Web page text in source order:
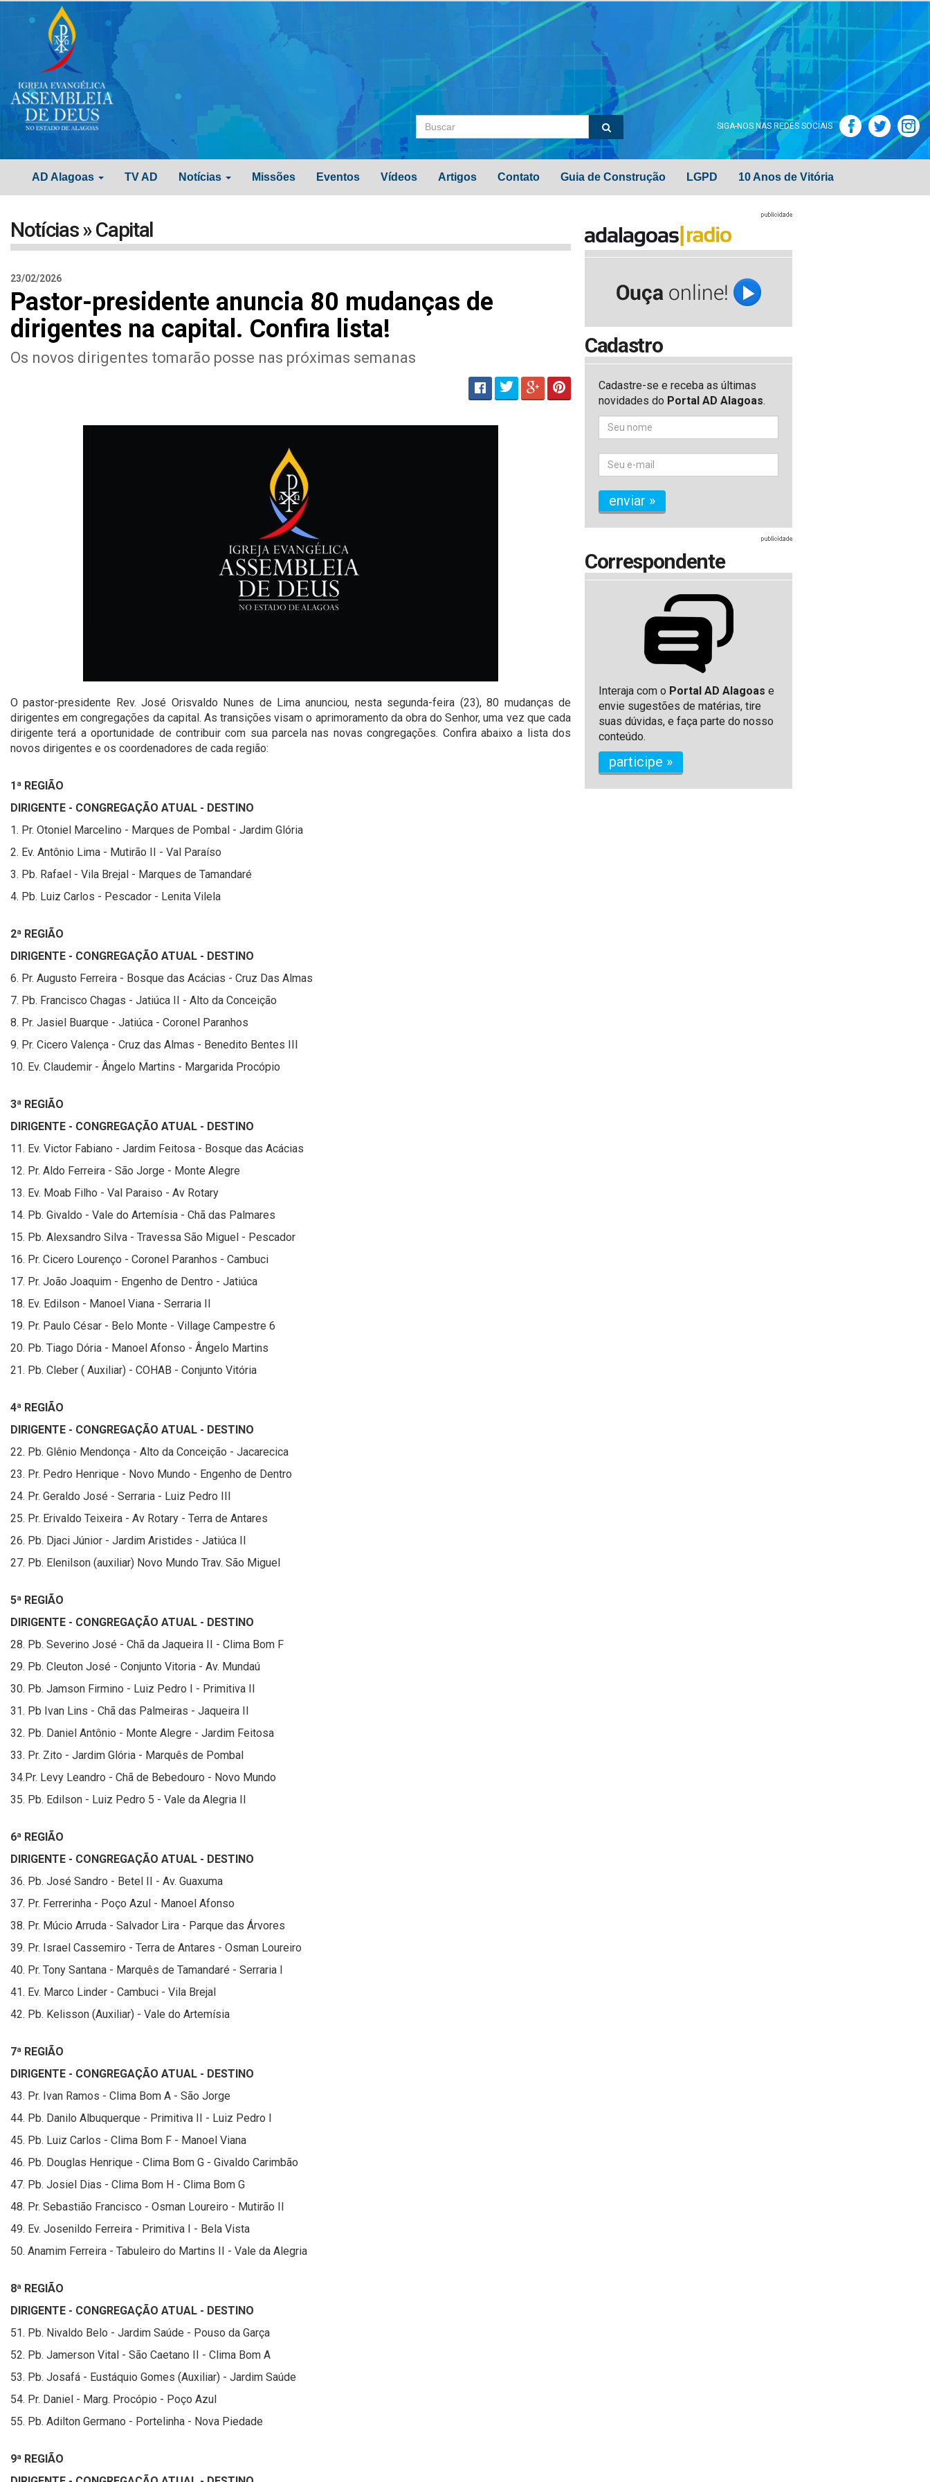
SIGA-NOS NAS REDES SOCIAIS
AD Alagoas TV AD Notícias Missões Eventos Vídeos Artigos Contato Guia de Construção LGPD 10 Anos de Vitória
Notícias » Capital
23/02/2026
Pastor-presidente anuncia 80 mudanças de
dirigentes na capital. Confira lista!
Os novos dirigentes tomarão posse nas próximas semanas
O pastor-presidente Rev. José Orisvaldo Nunes de Lima anunciou, nesta segunda-feira (23), 80 mudanças de
dirigentes em congregações da capital. As transições visam o aprimoramento da obra do Senhor, uma vez que cada
dirigente terá a oportunidade de contribuir com sua parcela nas novas congregações. Confira abaixo a lista dos
novos dirigentes e os coordenadores de cada região:
1ª REGIÃO
DIRIGENTE - CONGREGAÇÃO ATUAL - DESTINO
1. Pr. Otoniel Marcelino - Marques de Pombal - Jardim Glória
2. Ev. Antônio Lima - Mutirão II - Val Paraíso
3. Pb. Rafael - Vila Brejal - Marques de Tamandaré
4. Pb. Luiz Carlos - Pescador - Lenita Vilela
2ª REGIÃO
DIRIGENTE - CONGREGAÇÃO ATUAL - DESTINO
6. Pr. Augusto Ferreira - Bosque das Acácias - Cruz Das Almas
7. Pb. Francisco Chagas - Jatiúca II - Alto da Conceição
8. Pr. Jasiel Buarque - Jatiúca - Coronel Paranhos
9. Pr. Cicero Valença - Cruz das Almas - Benedito Bentes III
10. Ev. Claudemir - Ângelo Martins - Margarida Procópio
3ª REGIÃO
DIRIGENTE - CONGREGAÇÃO ATUAL - DESTINO
11. Ev. Victor Fabiano - Jardim Feitosa - Bosque das Acácias
12. Pr. Aldo Ferreira - São Jorge - Monte Alegre
13. Ev. Moab Filho - Val Paraiso - Av Rotary
14. Pb. Givaldo - Vale do Artemísia - Chã das Palmares
15. Pb. Alexsandro Silva - Travessa São Miguel - Pescador
16. Pr. Cicero Lourenço - Coronel Paranhos - Cambuci
17. Pr. João Joaquim - Engenho de Dentro - Jatiúca
18. Ev. Edilson - Manoel Viana - Serraria II
19. Pr. Paulo César - Belo Monte - Village Campestre 6
20. Pb. Tiago Dória - Manoel Afonso - Ângelo Martins
21. Pb. Cleber ( Auxiliar) - COHAB - Conjunto Vitória
4ª REGIÃO
DIRIGENTE - CONGREGAÇÃO ATUAL - DESTINO
22. Pb. Glênio Mendonça - Alto da Conceição - Jacarecica
23. Pr. Pedro Henrique - Novo Mundo - Engenho de Dentro
24. Pr. Geraldo José - Serraria - Luiz Pedro III
25. Pr. Erivaldo Teixeira - Av Rotary - Terra de Antares
26. Pb. Djaci Júnior - Jardim Aristides - Jatiúca II
27. Pb. Elenilson (auxiliar) Novo Mundo Trav. São Miguel
5ª REGIÃO
DIRIGENTE - CONGREGAÇÃO ATUAL - DESTINO
28. Pb. Severino José - Chã da Jaqueira II - Clima Bom F
29. Pb. Cleuton José - Conjunto Vitoria - Av. Mundaú
30. Pb. Jamson Firmino - Luiz Pedro I - Primitiva II
31. Pb Ivan Lins - Chã das Palmeiras - Jaqueira II
32. Pb. Daniel Antônio - Monte Alegre - Jardim Feitosa
33. Pr. Zito - Jardim Glória - Marquês de Pombal
34.Pr. Levy Leandro - Chã de Bebedouro - Novo Mundo
35. Pb. Edilson - Luiz Pedro 5 - Vale da Alegria II
6ª REGIÃO
DIRIGENTE - CONGREGAÇÃO ATUAL - DESTINO
36. Pb. José Sandro - Betel II - Av. Guaxuma
37. Pr. Ferrerinha - Poço Azul - Manoel Afonso
38. Pr. Múcio Arruda - Salvador Lira - Parque das Árvores
39. Pr. Israel Cassemiro - Terra de Antares - Osman Loureiro
40. Pr. Tony Santana - Marquês de Tamandaré - Serraria I
41. Ev. Marco Linder - Cambuci - Vila Brejal
42. Pb. Kelisson (Auxiliar) - Vale do Artemísia
7ª REGIÃO
DIRIGENTE - CONGREGAÇÃO ATUAL - DESTINO
43. Pr. Ivan Ramos - Clima Bom A - São Jorge
44. Pb. Danilo Albuquerque - Primitiva II - Luiz Pedro I
45. Pb. Luiz Carlos - Clima Bom F - Manoel Viana
46. Pb. Douglas Henrique - Clima Bom G - Givaldo Carimbão
47. Pb. Josiel Dias - Clima Bom H - Clima Bom G
48. Pr. Sebastião Francisco - Osman Loureiro - Mutirão II
49. Ev. Josenildo Ferreira - Primitiva I - Bela Vista
50. Anamim Ferreira - Tabuleiro do Martins II - Vale da Alegria
8ª REGIÃO
DIRIGENTE - CONGREGAÇÃO ATUAL - DESTINO
51. Pb. Nivaldo Belo - Jardim Saúde - Pouso da Garça
52. Pb. Jamerson Vital - São Caetano II - Clima Bom A
53. Pb. Josafá - Eustáquio Gomes (Auxiliar) - Jardim Saúde
54. Pr. Daniel - Marg. Procópio - Poço Azul
55. Pb. Adilton Germano - Portelinha - Nova Piedade
9ª REGIÃO
Cadastro
Cadastre-se e receba as últimas
novidades do Portal AD Alagoas.
enviar »
Correspondente
Interaja com o Portal AD Alagoas e
envie sugestões de matérias, tire
suas dúvidas, e faça parte do nosso
conteúdo.
participe »